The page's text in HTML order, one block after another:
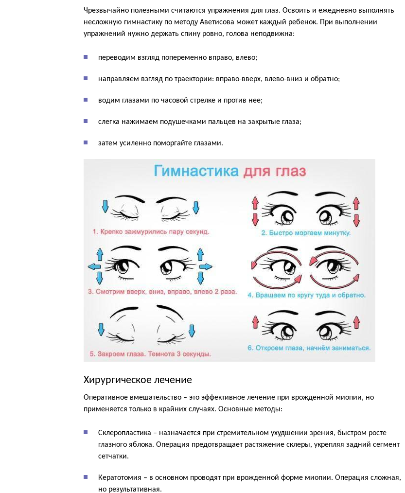
Чрезвычайно полезными считаются упражнения для глаз. Освоить и ежедневно выполнять
несложную гимнастику по методу Аветисова может каждый ребенок. При выполнении
упражнений нужно держать спину ровно, голова неподвижна:
переводим взгляд попеременно вправо, влево;
направляем взгляд по траектории: вправо-вверх, влево-вниз и обратно;
водим глазами по часовой стрелке и против нее;
слегка нажимаем подушечками пальцев на закрытые глаза;
затем усиленно поморгайте глазами.
Хирургическое лечение
Оперативное вмешательство – это эффективное лечение при врожденной миопии, но
применяется только в крайних случаях. Основные методы:
Склеропластика – назначается при стремительном ухудшении зрения, быстром росте
глазного яблока. Операция предотвращает растяжение склеры, укрепляя задний сегмент
сетчатки.
Кератотомия – в основном проводят при врожденной форме миопии. Операция сложная,
но результативная.